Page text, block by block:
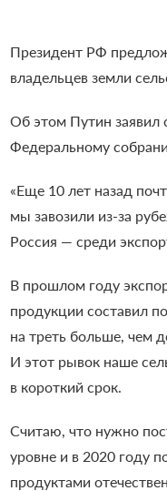
Президент РФ
владельцев земли
Об этом Путин заявил
Федеральному
«Еще 10 лет назад
мы завозили из-за
Россия — среди
В прошлом году
продукции составил
на треть больше, чем
И этот рывок наше
в короткий срок.
Считаю, что нужно
уровне и в 2020 году
продуктами